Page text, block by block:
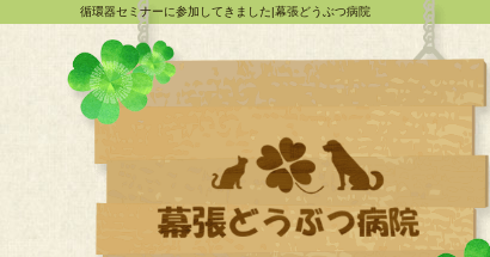
循環器セミナーに参加してきました|幕張どうぶつ病院